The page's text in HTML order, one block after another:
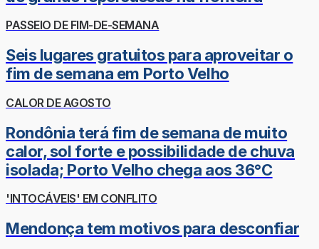
PASSEIO DE FIM-DE-SEMANA
Seis lugares gratuitos para aproveitar o
fim de semana em Porto Velho
CALOR DE AGOSTO
Rondônia terá fim de semana de muito
calor, sol forte e possibilidade de chuva
isolada; Porto Velho chega aos 36°C
'INTOCÁVEIS' EM CONFLITO
Mendonça tem motivos para desconfiar